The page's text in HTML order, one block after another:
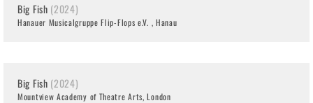
Big Fish (2024)
Hanauer Musicalgruppe Flip-Flops e.V. , Hanau
Big Fish (2024)
Mountview Academy of Theatre Arts, London